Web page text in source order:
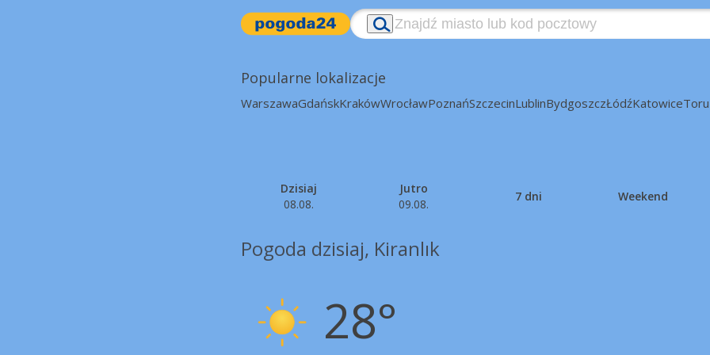
Popularne lokalizacje
WarszawaGdańskKrakówWrocławPoznańSzczecinLublinBydgoszczŁódźKatowice
Dzisiaj
08.08.
Jutro
09.08.
7 dni Weekend
Pogoda dzisiaj, Kiranlık
28°